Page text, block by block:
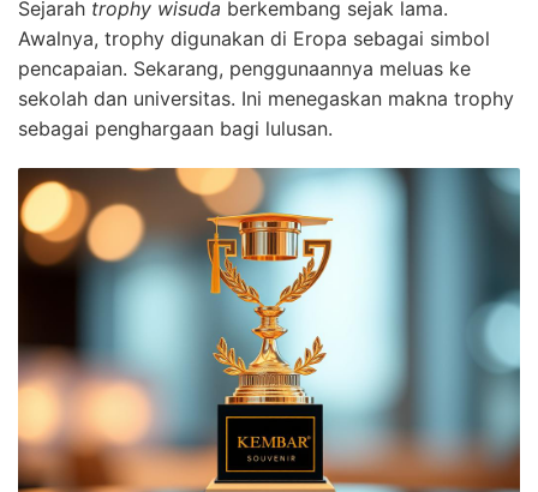
Sejarah trophy wisuda berkembang sejak lama.
Awalnya, trophy digunakan di Eropa sebagai simbol
pencapaian. Sekarang, penggunaannya meluas ke
sekolah dan universitas. Ini menegaskan makna trophy
sebagai penghargaan bagi lulusan.